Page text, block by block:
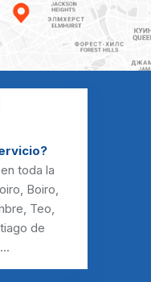
toda la
Boiro
Teo
de
...